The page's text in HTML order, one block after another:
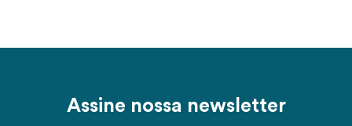
Assine nossa newsletter